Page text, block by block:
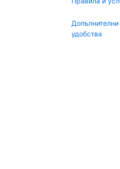
Допълнителни
удобства